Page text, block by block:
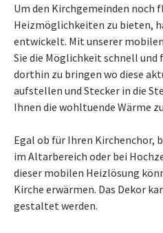
Um den Kirchgemeinden noch
Heizmöglichkeiten zu bieten,
entwickelt. Mit unserer
Sie die Möglichkeit schnell und
dorthin zu bringen wo diese
aufstellen und Stecker in die
Ihnen die wohltuende Wärme
Egal ob für Ihren Kirchenchor,
im Altarbereich oder bei
dieser mobilen Heizlösung
Kirche erwärmen. Das Dekor
gestaltet werden.